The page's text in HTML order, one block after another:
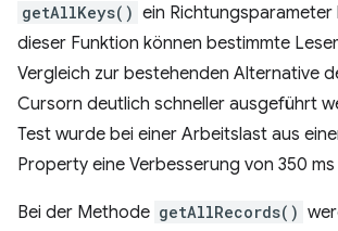
getAllKeys() ein
dieser Funktion können bestimmte
Vergleich zur bestehenden Alternative
Cursorn deutlich schneller ausgeführt
Test wurde bei einer Arbeitslast aus
Property eine Verbesserung von 350
Bei der Methode getAllRecords()